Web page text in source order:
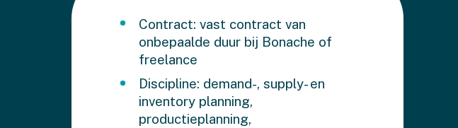
Contract: vast contract van
onbepaalde duur bij Bonache of
freelance
Discipline: demand-, supply- en
inventory planning,
productieplanning,